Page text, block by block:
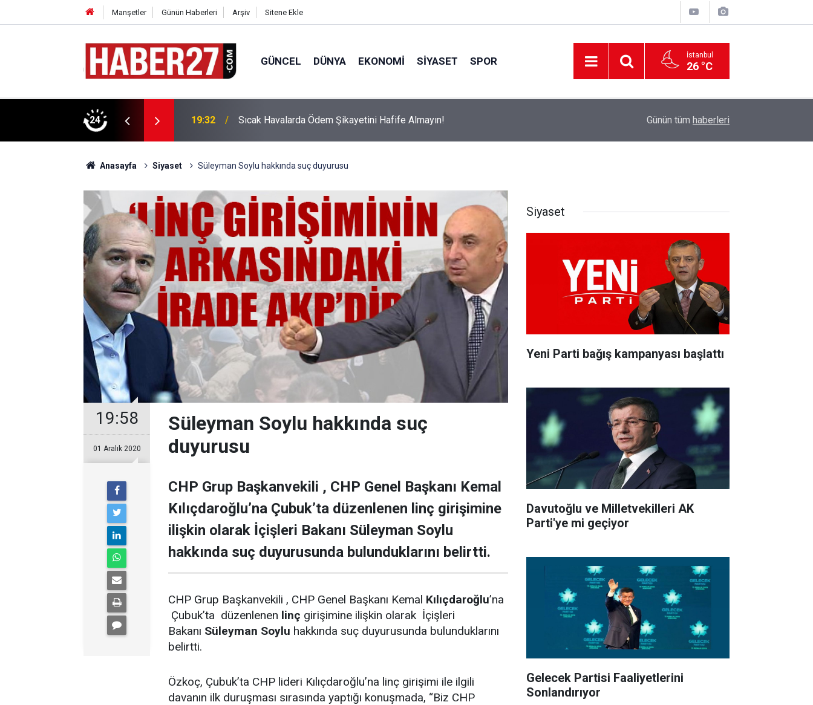
Manşetler Günün Haberleri Arşiv Sitene Ekle
GÜNCEL DÜNYA EKONOMI SIYASET SPOR İstanbul
26 °C
24 19:32 Sıcak Havalarda Ödem Şikayetini Hafife Almayın! İzmir 112’de Kan Donduran İddialar!
Günün tüm haberleri
Anasayfa Siyaset Süleyman Soylu hakkında suç duyurusu
19:58
01 Aralık 2020
Süleyman Soylu hakkında suç
duyurusu
CHP Grup Başkanvekili , CHP Genel Başkanı Kemal
Kılıçdaroğlu’na Çubuk’ta düzenlenen linç girişimine
ilişkin olarak İçişleri Bakanı Süleyman Soylu
hakkında suç duyurusunda bulunduklarını belirtti.
CHP Grup Başkanvekili , CHP Genel Başkanı Kemal Kılıçdaroğlu’na
Çubuk’ta düzenlenen linç girişimine ilişkin olarak İçişleri
Bakanı Süleyman Soylu hakkında suç duyurusunda bulunduklarını
belirtti.
Özkoç, Çubuk’ta CHP lideri Kılıçdaroğlu’na linç girişimi ile ilgili
davanın ilk duruşması sırasında yaptığı konuşmada, “Biz CHP
Siyaset
Yeni Parti bağış kampanyası başlattı
Davutoğlu ve Milletvekilleri AK
Parti'ye mi geçiyor
Gelecek Partisi Faaliyetlerini
Sonlandırıyor